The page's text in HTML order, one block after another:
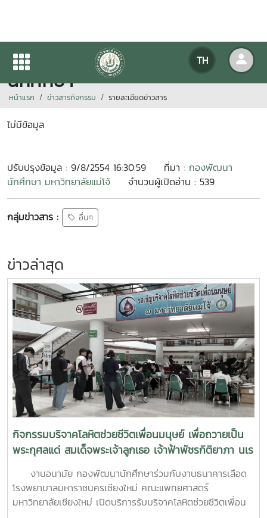
TH
ประชุมคณะกรรมการกองกิจการ
นักศึกษา
หน้าแรก ข่าวสารกิจกรรม รายละเอียดข่าวสาร
ไม่มีข้อมูล
ปรับปรุงข้อมูล : 9/8/2554 16:30:59 ที่มา : กองพัฒนา
นักศึกษา มหาวิทยาลัยแม่โจ้
จำนวนผู้เปิดอ่าน : 539
กลุ่มข่าวสาร : อื่นๆ
ข่าวล่าสุด
กิจกรรมบริจาคโลหิตช่วยชีวิตเพื่อนมนุษย์ เพื่อถวายเป็น
พระกุศลแด่ สมเด็จพระเจ้าลูกเธอ เจ้าฟ้าพัชรกิติยาภา นเร
นทิราเทพยวดี กรมหลวงราช สาริณีสิริพัชร มหาวัชรราช
ธิดา (สวนดอก 7 สค.69)
งานอนามัย กองพัฒนานักศึกษาร่วมกับงานธนาคารเลือด
โรงพยาบาลมหาราชนครเชียงใหม่ คณะแพทยศาสตร์
มหาวิทยาลัยเชียงใหม่ เปิดบริการรับบริจาคโลหิตช่วยชีวิตเพื่อน